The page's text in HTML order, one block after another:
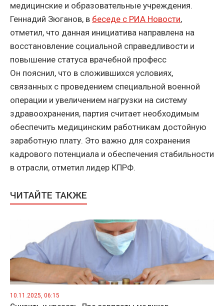
медицинские и образовательные учреждения.
Геннадий Зюганов, в беседе с РИА Новости,
отметил, что данная инициатива направлена на
восстановление социальной справедливости и
повышение статуса врачебной професс
Он пояснил, что в сложившихся условиях,
связанных с проведением специальной военной
операции и увеличением нагрузки на систему
здравоохранения, партия считает необходимым
обеспечить медицинским работникам достойную
заработную плату. Это важно для сохранения
кадрового потенциала и обеспечения стабильности
в отрасли, отметил лидер КПРФ.
ЧИТАЙТЕ ТАКЖЕ
10.11.2025, 06:15